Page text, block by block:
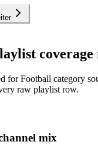
coverage
for Football category
raw playlist row.
mix